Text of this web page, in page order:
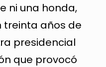
ni una honda,
treinta años de
presidencial
que provocó